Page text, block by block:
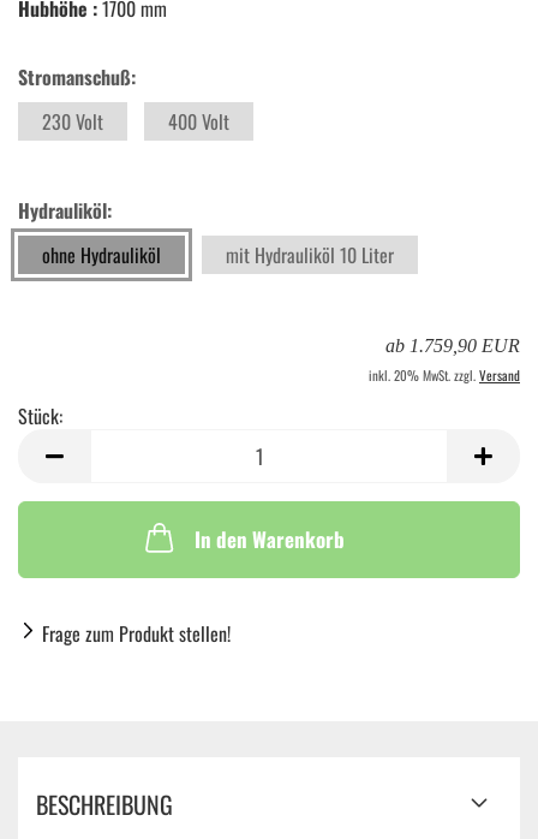
Hubhöhe :1700 mm
Stromanschuß:
230 Volt
400 Volt
Hydrauliköl:
ohne Hydrauliköl
mit Hydrauliköl 10 Liter
ab 1.759,90 EUR
inkl. 20% MwSt. zzgl.Versand
Stück:
In den Warenkorb
Frage zum Produkt stellen!
BESCHREIBUNG